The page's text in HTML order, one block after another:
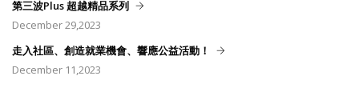
第三波Plus 超越精品系列
December 29,2023
走入社區、創造就業機會、響應公益活動！
December 11,2023